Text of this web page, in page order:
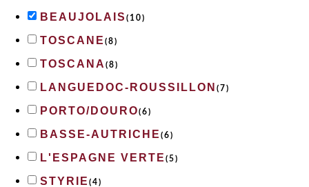
BEAUJOLAIS ( 10)
TOSCANE (8)
TOSCANA (8)
LANGUEDOC-ROUSSILLON ( 7)
PORTO/DOURO(6)
BASSE-AUTRICHE (6)
L'ESPAGNE VERTE (5)
STYRIE (4)